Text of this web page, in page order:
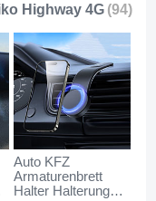
Highway 4G (94)
Auto KFZ
Armaturenbrett
Halter Halterung